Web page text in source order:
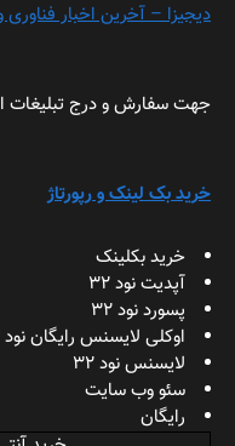
دیجیزا – آخرین اخبار
جهت سفارش و درج تبلیغات
خرید بک لینک و رپورتاژ
خرید بکلینک
آپدیت نود 32
پسورد نود 32
اوکلی لایسنس رایگان نود 32
لایسنس نود 32
سئو وب سایت
رایگان